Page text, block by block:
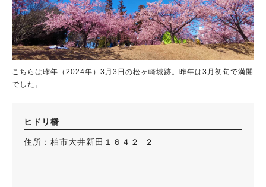
こちらは昨年（2024年）3月3日の松ヶ崎城跡。昨年は3月初旬で満開
でした。
ヒドリ橋
住所：柏市大井新田１６４２−２